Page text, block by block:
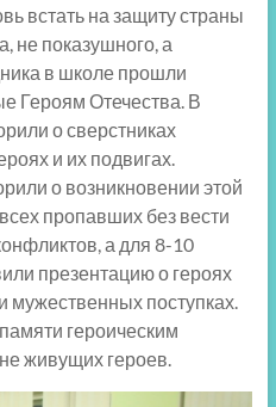
встать на защиту страны
не показушного, а
в школе прошли
Героям Отечества. В
о сверстниках
и их подвигах.
о возникновении этой
пропавших без вести
а для 8-10
презентацию о героях
мужественных поступках.
героическим
живущих героев.